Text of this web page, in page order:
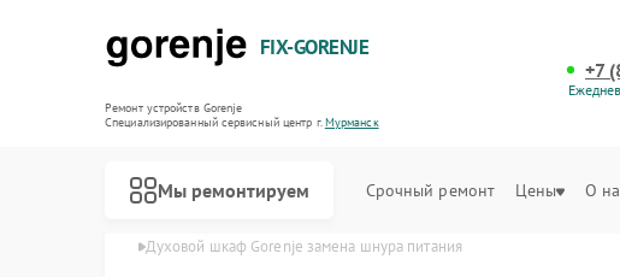
FIX-GORENJE
Ремонт устройств Gorenje
Специализированный cервисный центр г.Мурманск
+7
Мы ремонтируем Срочный ремонт Цены О
Духовой шкаф Gorenje замена шнура питания